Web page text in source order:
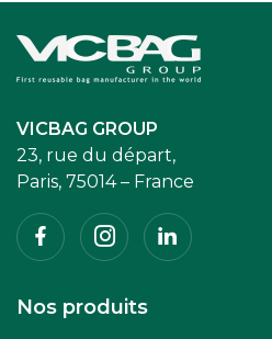
Accueil
VICBAG GROUP
23, rue du départ,
Paris, 75014 – France
FacebookInstagramLinkedin
Nos produits